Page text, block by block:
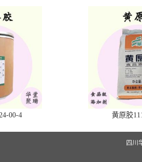
00-4 黄原胶
四川